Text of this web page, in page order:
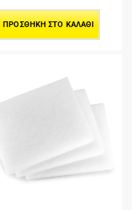
ΠΡΟΣΘΉΚΗ ΣΤΟ ΚΑΛΆΘΙ